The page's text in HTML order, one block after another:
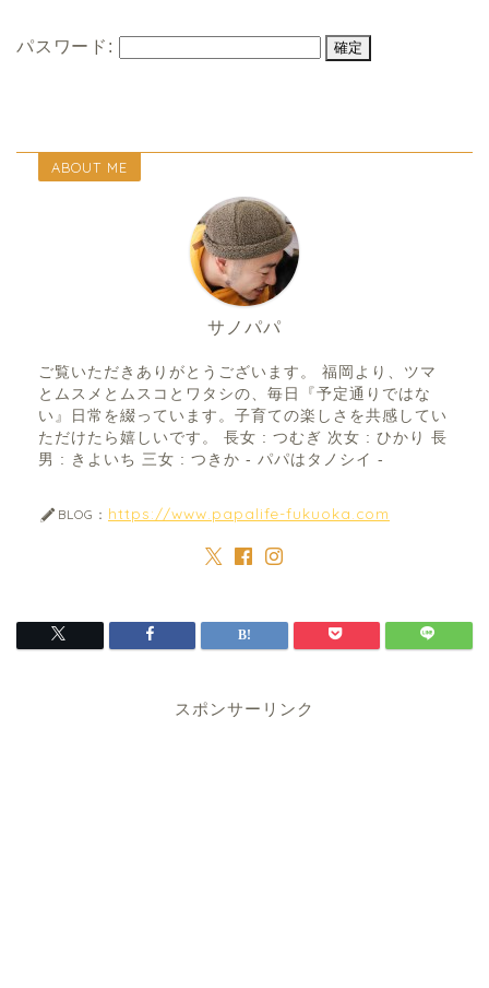
パスワード:
ABOUT ME
サノパパ
ご覧いただきありがとうございます。 福岡より、ツマ
とムスメとムスコとワタシの、毎日『予定通りではな
い』日常を綴っています。子育ての楽しさを共感してい
ただけたら嬉しいです。 長女 : つむぎ 次女 : ひかり 長
男 : きよいち 三女 : つきか - パパはタノシイ -
BLOG： https://www.papalife-fukuoka.com
スポンサーリンク